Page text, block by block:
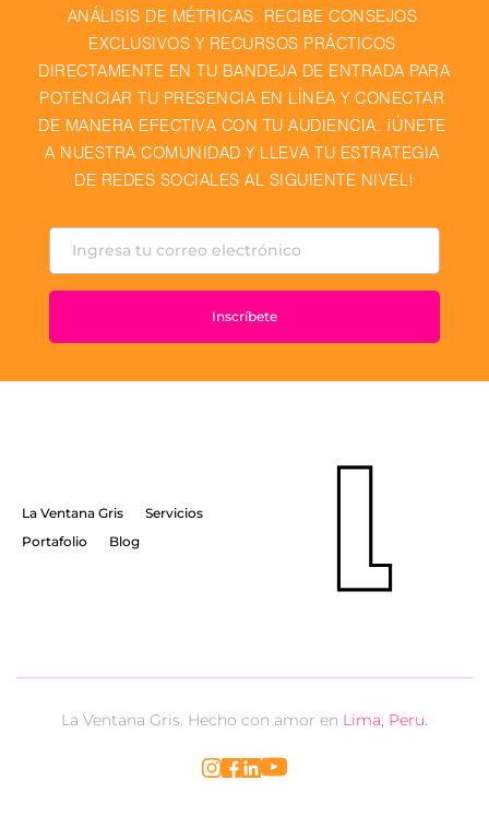
ANÁLISIS DE MÉTRICAS. RECIBE CONSEJOS
EXCLUSIVOS Y RECURSOS PRÁCTICOS
DIRECTAMENTE EN TU BANDEJA DE ENTRADA PARA
POTENCIAR TU PRESENCIA EN LÍNEA Y CONECTAR
DE MANERA EFECTIVA CON TU AUDIENCIA. ¡ÚNETE
A NUESTRA COMUNIDAD Y LLEVA TU ESTRATEGIA
DE REDES SOCIALES AL SIGUIENTE NIVEL!
Inscríbete
La Ventana Gris
Servicios
Portafolio
Blog
La Ventana Gris. Hecho con amor en Lima, Peru.